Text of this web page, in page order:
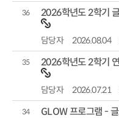
36
담당자 2026.08.04
35
담당자 2026.07.21
34